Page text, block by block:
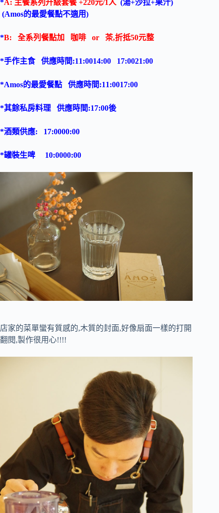
*A: 主餐系列升級套餐 +220元/1人 (湯+沙拉+果汁)
(Amos的最愛餐點不適用)
*B: 全系列餐點加 咖啡 or 茶,折抵50元整
*手作主食 供應時間:11:0014:00 17:0021:00
*Amos的最愛餐點 供應時間:11:0017:00
*其餘私房料理 供應時間:17:00後
*酒類供應: 17:0000:00
*罐裝生啤 10:0000:00
店家的菜單蠻有質感的,木質的封面,好像扇面一樣的打開
翻閱,製作很用心!!!!